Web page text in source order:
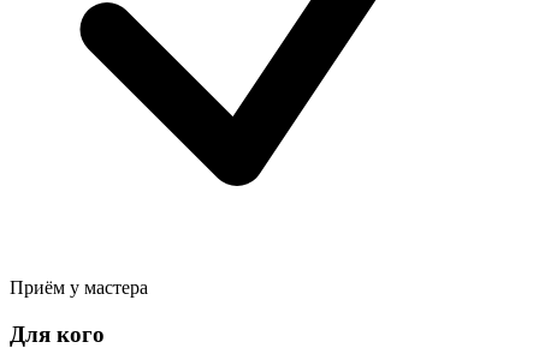
Приём у мастера
Для кого